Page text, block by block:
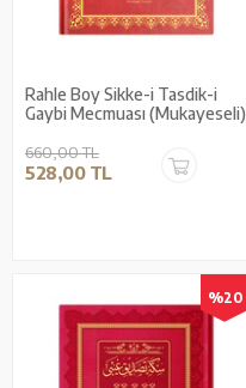
Rahle Boy Sikke-i Tasdik-i
Gaybi Mecmuası (Mukayeseli)
660,00 TL
528,00 TL
%20